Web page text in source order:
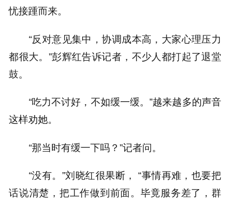
忧接踵而来。
“反对意见集中，协调成本高，大家心理压力
都很大。”彭辉红告诉记者，不少人都打起了退堂
鼓。
“吃力不讨好，不如缓一缓。”越来越多的声音
这样劝她。
“那当时有缓一下吗？”记者问。
“没有。”刘晓红很果断， “事情再难，也要把
话说清楚，把工作做到前面。毕竟服务差了，群